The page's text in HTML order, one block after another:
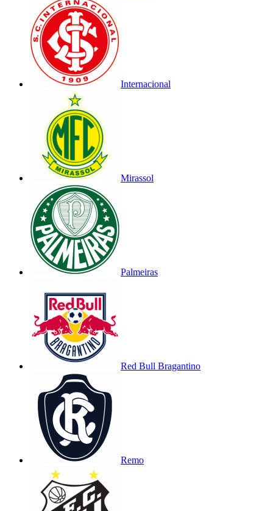
Internacional
Mirassol
Palmeiras
Red Bull Bragantino
Remo